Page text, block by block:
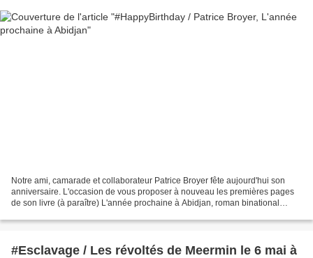
Notre ami, camarade et collaborateur Patrice Broyer fête aujourd'hui son
anniversaire. L'occasion de vous proposer à nouveau les premières pages
de son livre (à paraître) L'année prochaine à Abidjan, roman binational
#Esclavage / Les révoltés de Meermin le 6 mai à